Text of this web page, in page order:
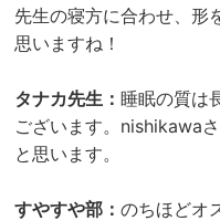
先生の寝方に合わせ、形
思いますね！
タナカ先生：睡眠の質は
ございます。nishikawa
と思います。
すやすや部：のちほどオ